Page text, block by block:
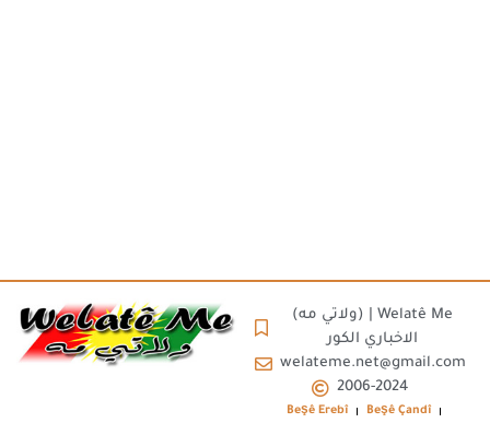
(ولاتي مه) | Welatê Me
الاخباري الكور
welateme.net@gmail.com
2006-2024
Beşê Erebî Beşê Çandî